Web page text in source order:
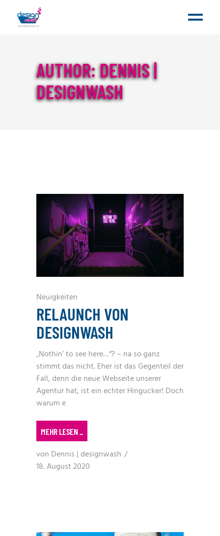
AUTHOR: DENNIS |
DESIGNWASH
Neuigkeiten
RELAUNCH VON
DESIGNWASH
„Nothin’ to see here…“? – na so ganz
stimmt das nicht. Eher ist das Gegenteil der
Fall, denn die neue Webseite unserer
Agentur hat, ist ein echter Hingucker! Doch
warum e
MEHR LESEN_
von Dennis | designwash
18. August 2020